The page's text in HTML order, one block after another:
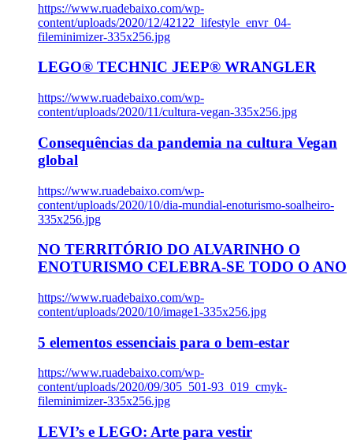
https://www.ruadebaixo.com/wp-
content/uploads/2020/12/42122_lifestyle_envr_04-
fileminimizer-335x256.jpg
LEGO® TECHNIC JEEP® WRANGLER
https://www.ruadebaixo.com/wp-
content/uploads/2020/11/cultura-vegan-335x256.jpg
Consequências da pandemia na cultura Vegan
global
https://www.ruadebaixo.com/wp-
content/uploads/2020/10/dia-mundial-enoturismo-soalheiro-
335x256.jpg
NO TERRITÓRIO DO ALVARINHO O
ENOTURISMO CELEBRA-SE TODO O ANO
https://www.ruadebaixo.com/wp-
content/uploads/2020/10/image1-335x256.jpg
5 elementos essenciais para o bem-estar
https://www.ruadebaixo.com/wp-
content/uploads/2020/09/305_501-93_019_cmyk-
fileminimizer-335x256.jpg
LEVI’s e LEGO: Arte para vestir